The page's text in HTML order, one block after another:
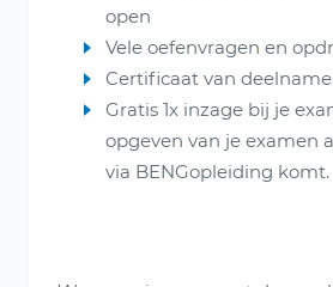
open
Vele oefenvragen en
Certificaat van deelname
Gratis 1x inzage bij je
opgeven van je examen
via BENGopleiding komt.